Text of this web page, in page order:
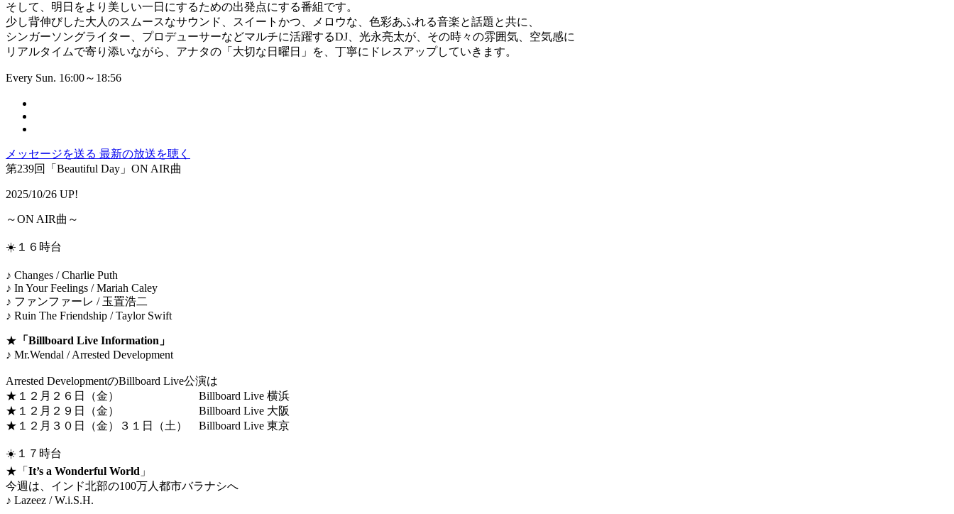
そして、明日をより美しい一日にするための出発点にする番組です。
少し背伸びした大人のスムースなサウンド、スイートかつ、メロウな、色彩あふれる音楽と話題と共に、
シンガーソングライター、プロデューサーなどマルチに活躍するDJ、光永亮太が、その時々の雰囲気、空気感に
リアルタイムで寄り添いながら、アナタの「大切な日曜日」を、丁寧にドレスアップしていきます。
Every Sun. 16:00～18:56
メッセージを送る 最新の放送を聴く
第239回「Beautiful Day」ON AIR曲
2025/10/26 UP!
～ON AIR曲～
☀️１６時台
♪ Changes / Charlie Puth
♪ In Your Feelings / Mariah Caley
♪ ファンファーレ / 玉置浩二
♪ Ruin The Friendship / Taylor Swift
★ 「Billboard Live Information」
♪ Mr.Wendal / Arrested Development
Arrested DevelopmentのBillboard Live公演は
★１２月２６日（金） Billboard Live 横浜
★１２月２９日（金） Billboard Live 大阪
★１２月３０日（金）３１日（土） Billboard Live 東京
☀️１７時台
★「 It’s a Wonderful World 」
今週は、インド北部の100万人都市バラナシへ
♪ Lazeez / W.i.S.H.